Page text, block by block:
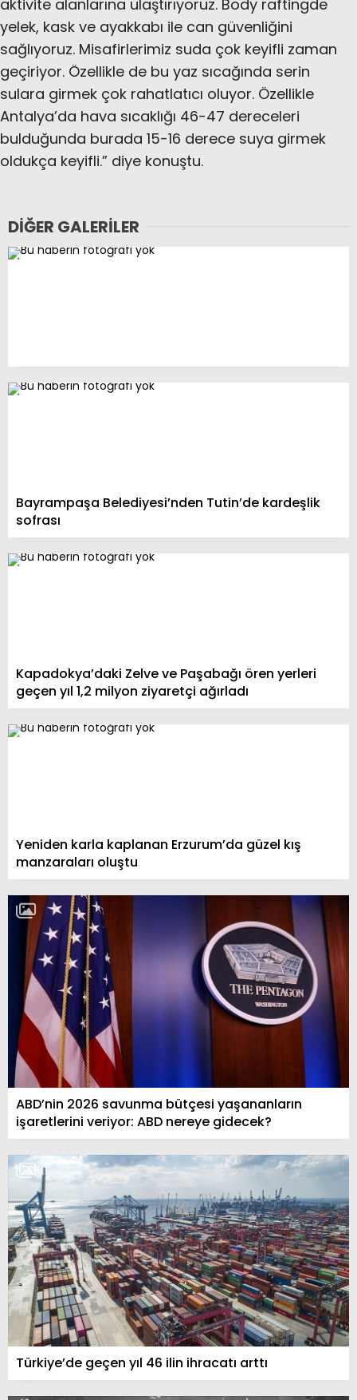
aktivite alanlarına ulaştırıyoruz. Body raftingde
yelek, kask ve ayakkabı ile can güvenliğini
sağlıyoruz. Misafirlerimiz suda çok keyifli zaman
geçiriyor. Özellikle de bu yaz sıcağında serin
sulara girmek çok rahatlatıcı oluyor. Özellikle
Antalya’da hava sıcaklığı 46-47 dereceleri
bulduğunda burada 15-16 derece suya girmek
oldukça keyifli.” diye konuştu.
DIĞER GALERILER
Bayrampaşa Belediyesi’nden Tutin’de kardeşlik
sofrası
Kapadokya’daki Zelve ve Paşabağı ören yerleri
geçen yıl 1,2 milyon ziyaretçi ağırladı
Yeniden karla kaplanan Erzurum’da güzel kış
manzaraları oluştu
ABD’nin 2026 savunma bütçesi yaşananların
işaretlerini veriyor: ABD nereye gidecek?
Türkiye’de geçen yıl 46 ilin ihracatı arttı